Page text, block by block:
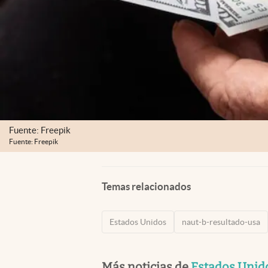
Fuente: Freepik
Fuente: Freepik
Temas relacionados
Estados Unidos naut-b-resultado-usa